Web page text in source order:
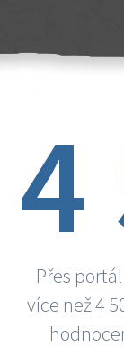
4
Přes
více než 4